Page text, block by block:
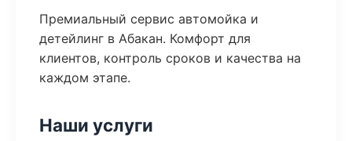
Премиальный сервис автомойка и
детейлинг в Абакан. Комфорт для
клиентов, контроль сроков и качества на
каждом этапе.
Наши услуги